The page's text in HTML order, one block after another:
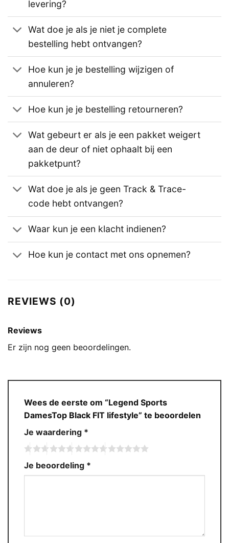
levering?
Wat doe je als je niet je complete
bestelling hebt ontvangen?
Hoe kun je je bestelling wijzigen of
annuleren?
Hoe kun je je bestelling retourneren?
Wat gebeurt er als je een pakket weigert
aan de deur of niet ophaalt bij een
pakketpunt?
Wat doe je als je geen Track & Trace-
code hebt ontvangen?
Waar kun je een klacht indienen?
Hoe kun je contact met ons opnemen?
REVIEWS (0)
Reviews
Er zijn nog geen beoordelingen.
Wees de eerste om “Legend Sports
DamesTop Black FIT lifestyle” te beoordelen
Je waardering *
Je beoordeling *